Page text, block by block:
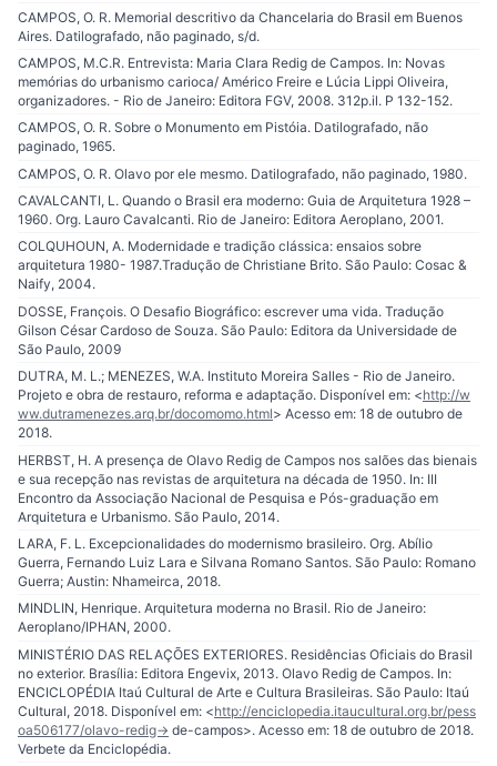
CAMPOS, O. R. Memorial descritivo da Chancelaria do Brasil em Buenos
Aires. Datilografado, não paginado, s/d.
CAMPOS, M.C.R. Entrevista: Maria Clara Redig de Campos. In: Novas
memórias do urbanismo carioca/ Américo Freire e Lúcia Lippi Oliveira,
organizadores. - Rio de Janeiro: Editora FGV, 2008. 312p.il. P 132-152.
CAMPOS, O. R. Sobre o Monumento em Pistóia. Datilografado, não
paginado, 1965.
CAMPOS, O. R. Olavo por ele mesmo. Datilografado, não paginado, 1980.
CAVALCANTI, L. Quando o Brasil era moderno: Guia de Arquitetura 1928 –
1960. Org. Lauro Cavalcanti. Rio de Janeiro: Editora Aeroplano, 2001.
COLQUHOUN, A. Modernidade e tradição clássica: ensaios sobre
arquitetura 1980- 1987.Tradução de Christiane Brito. São Paulo: Cosac &
Naify, 2004.
DOSSE, François. O Desafio Biográfico: escrever uma vida. Tradução
Gilson César Cardoso de Souza. São Paulo: Editora da Universidade de
São Paulo, 2009
DUTRA, M. L.; MENEZES, W.A. Instituto Moreira Salles - Rio de Janeiro.
Projeto e obra de restauro, reforma e adaptação. Disponível em: <http://w
ww.dutramenezes.arq.br/docomomo.html> Acesso em: 18 de outubro de
2018.
HERBST, H. A presença de Olavo Redig de Campos nos salões das bienais
e sua recepção nas revistas de arquitetura na década de 1950. In: III
Encontro da Associação Nacional de Pesquisa e Pós-graduação em
Arquitetura e Urbanismo. São Paulo, 2014.
LARA, F. L. Excepcionalidades do modernismo brasileiro. Org. Abílio
Guerra, Fernando Luiz Lara e Silvana Romano Santos. São Paulo: Romano
Guerra; Austin: Nhameirca, 2018.
MINDLIN, Henrique. Arquitetura moderna no Brasil. Rio de Janeiro:
Aeroplano/IPHAN, 2000.
MINISTÉRIO DAS RELAÇÕES EXTERIORES. Residências Oficiais do Brasil
no exterior. Brasília: Editora Engevix, 2013. Olavo Redig de Campos. In:
ENCICLOPÉDIA Itaú Cultural de Arte e Cultura Brasileiras. São Paulo: Itaú
Cultural, 2018. Disponível em: <http://enciclopedia.itaucultural.org.br/pess
oa506177/olavo-redig- > de-campos>. Acesso em: 18 de outubro de 2018.
Verbete da Enciclopédia.